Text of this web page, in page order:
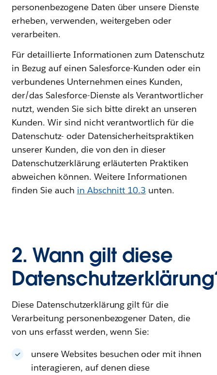
personenbezogene Daten über unsere Dienste
erheben, verwenden, weitergeben oder
verarbeiten.
Für detaillierte Informationen zum Datenschutz
in Bezug auf einen Salesforce-Kunden oder ein
verbundenes Unternehmen eines Kunden,
der/das Salesforce-Dienste als Verantwortlicher
nutzt, wenden Sie sich bitte direkt an unseren
Kunden. Wir sind nicht verantwortlich für die
Datenschutz- oder Datensicherheitspraktiken
unserer Kunden, die von den in dieser
Datenschutzerklärung erläuterten Praktiken
abweichen können. Weitere Informationen
finden Sie auch in Abschnitt 10.3 unten.
2. Wann gilt diese
Diese Datenschutzerklärung gilt für die
Verarbeitung personenbezogener Daten, die
von uns erfasst werden, wenn Sie:
unsere Websites besuchen oder mit ihnen
interagieren, auf denen diese